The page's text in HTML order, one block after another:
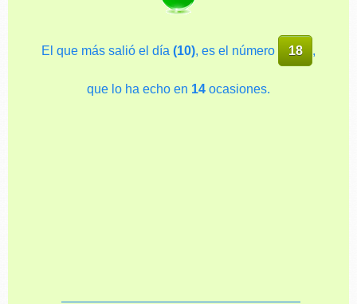
El que más salió el día(10), es el número 18 ,
que lo ha echo en 14 ocasiones.